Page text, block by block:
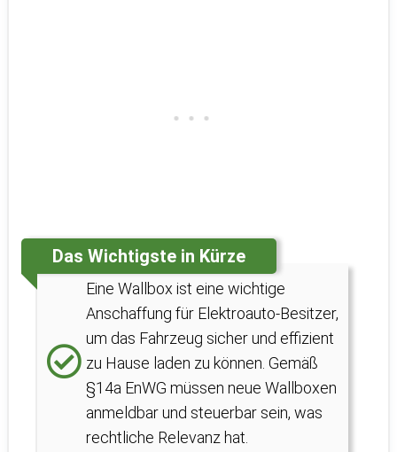
Das Wichtigste in Kürze
Eine Wallbox ist eine wichtige
Anschaffung für Elektroauto-Besitzer,
um das Fahrzeug sicher und effizient
zu Hause laden zu können. Gemäß
§14a EnWG müssen neue Wallboxen
anmeldbar und steuerbar sein, was
rechtliche Relevanz hat.